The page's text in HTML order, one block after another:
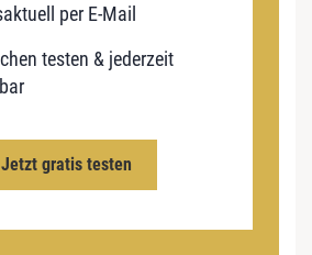
per E-Mail
testen & jederzeit
Jetzt gratis testen